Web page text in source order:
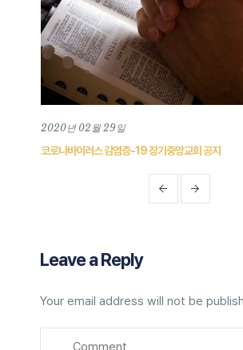
2020년 02월 29일
코로나바이러스 감염증-19 장기중앙교회 공지
Leave a Reply
Your email address will not be